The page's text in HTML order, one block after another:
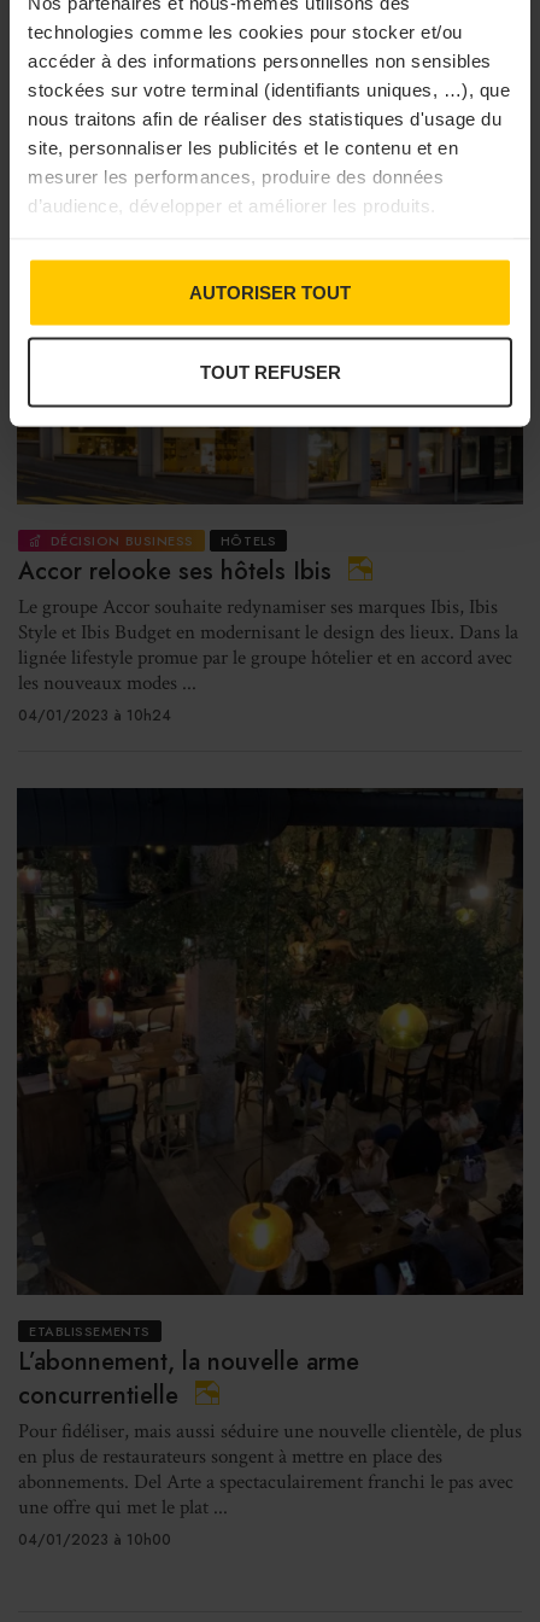
technologies comme les cookies pour stocker et/ou
accéder à des informations personnelles non sensibles
stockées sur votre terminal (identifiants uniques, …), que
nous traitons afin de réaliser des statistiques d'usage du
site, personnaliser les publicités et le contenu et en
mesurer les performances, produire des données
d’audience, développer et améliorer les produits.
AUTORISER TOUT
TOUT REFUSER
DÉCISION BUSINESS HÔTELS
Accor relooke ses hôtels Ibis
Le groupe Accor souhaite redynamiser ses marques Ibis, Ibis
Style et Ibis Budget en modernisant le design des lieux. Dans la
lignée lifestyle promue par le groupe hôtelier et en accord avec
les nouveaux modes ...
04/01/2023 à 10h24
ETABLISSEMENTS
L’abonnement, la nouvelle arme
concurrentielle
Pour fidéliser, mais aussi séduire une nouvelle clientèle, de plus
en plus de restaurateurs songent à mettre en place des
abonnements. Del Arte a spectaculairement franchi le pas avec
une offre qui met le plat ...
04/01/2023 à 10h00